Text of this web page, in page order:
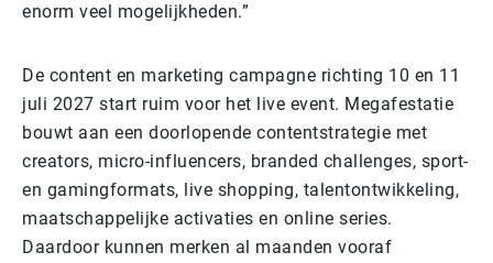
enorm veel mogelijkheden.”
De content en marketing campagne richting 10 en 11
juli 2027 start ruim voor het live event. Megafestatie
bouwt aan een doorlopende contentstrategie met
creators, micro-influencers, branded challenges, sport-
en gamingformats, live shopping, talentontwikkeling,
maatschappelijke activaties en online series.
Daardoor kunnen merken al maanden vooraf